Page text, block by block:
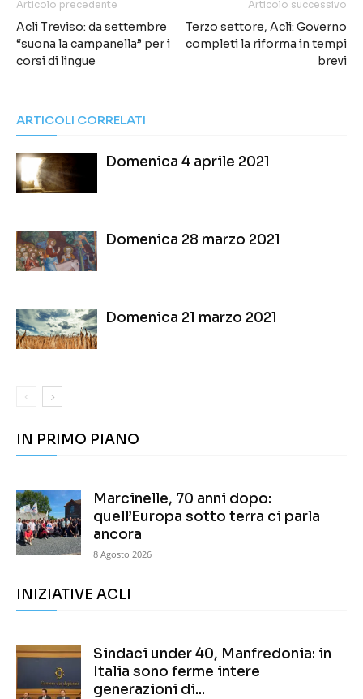
Articolo precedente
Acli Treviso: da settembre
“suona la campanella” per i
corsi di lingue
Articolo successivo
Terzo settore, Acli: Governo
completi la riforma in tempi
brevi
ARTICOLI CORRELATI
Domenica 4 aprile 2021
Domenica 28 marzo 2021
Domenica 21 marzo 2021
IN PRIMO PIANO
Marcinelle, 70 anni dopo:
quell’Europa sotto terra ci parla
ancora
8 Agosto 2026
INIZIATIVE ACLI
Sindaci under 40, Manfredonia: in
Italia sono ferme intere
generazioni di...